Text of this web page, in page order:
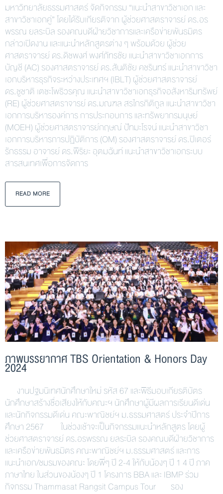
มหาวิทยาลัยธรรมศาสตร์ จัดกิจกรรม “แนะนำสาขาวิชาเอก และ
สาขาวิชาเอกคู่” โดยได้รับเกียรติจาก ผู้ช่วยศาสตราจารย์ ดร.อร
พรรณ ยลระบิล รองคณบดีฝ่ายวิชาการและเครือข่ายพันธมิตร
กล่าวเปิดงาน และแนะนำหลักสูตรต่าง ๆ พร้อมด้วย ผู้ช่วย
ศาสตราจารย์ ดร.ดิชพงศ์ พงศ์ภัทรชัย แนะนำสาขาวิชาเอกการ
บัญชี (AC) รองศาสตราจารย์ ดร.สันติชัย คชรินทร์ แนะนำสาขาวิชา
เอกบริหารธุรกิจระหว่างประเทศฯ (IBLT) ผู้ช่วยศาสตราจารย์
ดร.ชูชาติ เตชะโพธิวรคุณ แนะนำสาขาวิชาเอกธุรกิจอสังหาริมทรัพย์
(RE) ผู้ช่วยศาสตราจารย์ ดร.มณฑล สรไกรกิติกูล แนะนำสาขาวิชา
เอกการบริหารองค์การ การประกอบการ และทรัพยากรมนุษย์
(MOEH) ผู้ช่วยศาสตราจารย์กฤษณ์ ปัทมะโรจน์ แนะนำสาขาวิชา
เอกการบริหารการปฏิบัติการ (OM) รองศาสตราจารย์ ดร.ปิเตอร์
รักธรรม อาจารย์ ดร.พิริยะ อุตมฉันท์ แนะนำสาขาวิชาเอกระบบ
สารสนเทศเพื่อการจัดการ
READ MORE
ภาพบรรยากาศ TBS Orientation & Honors Day
2024
งานปฐมนิเทศนักศึกษาใหม่ รหัส 67 และพิธีมอบเกียรติบัตร
นักศึกษาสร้างชื่อเสียงให้กับคณะฯ นักศึกษาผู้มีผลการเรียนดีเด่น
และนักกิจกรรมดีเด่น คณะพาณิชย์ฯ ม.ธรรมศาสตร์ ประจำปีการ
ศึกษา 2567 ในช่วงเช้าจะเป็นกิจกรรมแนะนำหลักสูตร โดยผู้
ช่วยศาสตราจารย์ ดร.อรพรรณ ยลระบิล รองคณบดีฝ่ายวิชาการ
และเครือข่ายพันธมิตร คณะพาณิชย์ฯ ม.ธรรมศาสตร์ และการ
แนะนำเอก/ชมรมของคณะ โดยพี่ๆ ปี 2-4 ให้กับน้องๆ ปี 1 4 ปี ภาค
ภาษาไทย ในส่วนของน้องๆ ปี 1 โครงการ BBA และ IBMP ร่วม
กิจกรรม Thammasat Rangsit Campus Tour รอง